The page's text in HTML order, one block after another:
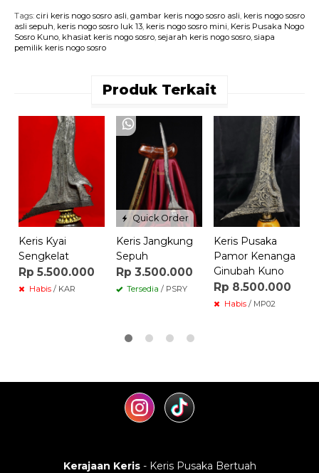
Tags: ciri keris nogo sosro asli gambar keris nogo sosro asli keris nogo sosro
asli sepuh keris nogo sosro luk 13 keris nogo sosro mini Keris Pusaka Nogo
Sosro Kuno khasiat keris nogo sosro sejarah keris nogo sosro siapa
pemilik keris nogo sosro
Produk Terkait
Keris Kyai
Sengkelat
Rp 5.500.000
Habis / KAR
Quick Order
Keris Jangkung
Sepuh
Rp 3.500.000
Tersedia / PSRY
Keris Pusaka
Pamor Kenanga
Ginubah Kuno
Rp 8.500.000
Habis / MP02
Kerajaan Keris- Keris Pusaka Bertuah